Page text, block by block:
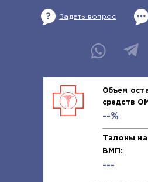
Задать вопрос
Объем
средств
--%
Талоны
ВМП:
---